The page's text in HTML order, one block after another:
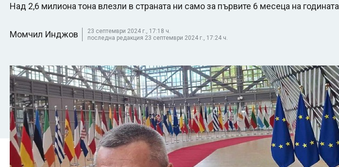
Над 2,6 милиона тона влезли в страната ни само за първите 6 месеца на годината
Момчил Инджов
23 септември 2024 г., 17:18 ч.
последна редакция 23 септември 2024 г., 17:24 ч.